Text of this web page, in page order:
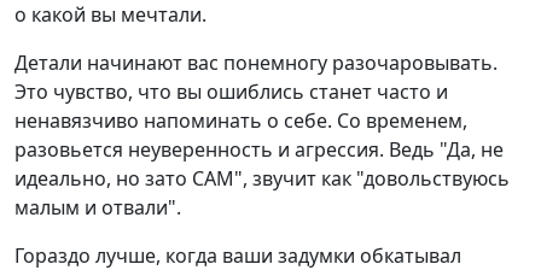
о какой вы мечтали.
Детали начинают вас понемногу разочаровывать.
Это чувство, что вы ошиблись станет часто и
ненавязчиво напоминать о себе. Со временем,
разовьется неуверенность и агрессия. Ведь "Да, не
идеально, но зато САМ", звучит как "довольствуюсь
малым и отвали".
Гораздо лучше, когда ваши задумки обкатывал